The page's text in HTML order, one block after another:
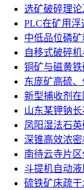
选矿破碎理
PLC在矿用浮
中低品位磷
自移式破碎
铜矿与磁黄
东庞矿高硫
新型捕收剂
山东某钾钠
凤阳湿法石
深锥高效浓
南待云寺片
斗提机自动
硫铁矿床疏